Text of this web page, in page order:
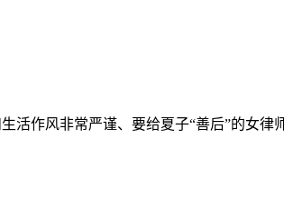
活作风非常严谨、要给夏子“善后”的女律